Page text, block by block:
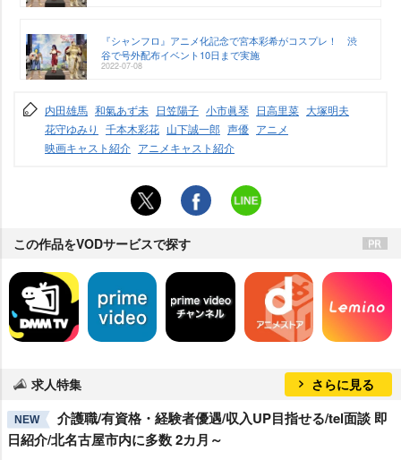
『シャンフロ』アニメ化記念で宮本彩希がコスプレ！ 渋
谷で号外配布イベント10日まで実施
2022-07-08
内田雄馬 和氣あず未 日笠陽子 小市眞琴 日高里菜 大塚明夫
花守ゆみり
千本木彩花 山下誠一郎 声優 アニメ
映画キャスト紹介 アニメキャスト紹介
この作品をVODサービスで探す
求人特集 さらに見る
NEW
介護職/有資格・経験者優遇/収入UP目指せる/tel面談 即
日紹介/北名古屋市内に多数 2カ月～